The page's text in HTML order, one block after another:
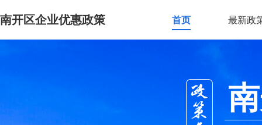
南开区企业优惠政策 首页 最新政